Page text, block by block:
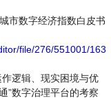
市数字经济指数白皮书
file/276/551001/163
逻辑、现实困境与优
”数字治理平台的考察